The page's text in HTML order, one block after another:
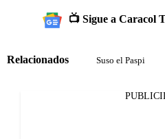
📺 Sigue a Caracol
Relacionados Suso el Paspi